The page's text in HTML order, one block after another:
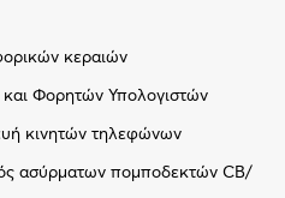
κεραιών
Φορητών Υπολογιστών
κινητών τηλεφώνων
ασύρματων πομποδεκτών CB/